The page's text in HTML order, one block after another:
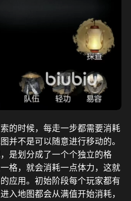
的时候，每走一步都需要消耗
并不是可以随意进行移动的。
是划分成了一个个独立的格
格，就会消耗一点体力，这就
应用。初始阶段每个玩家都有
入地图都会从满值开始消耗，